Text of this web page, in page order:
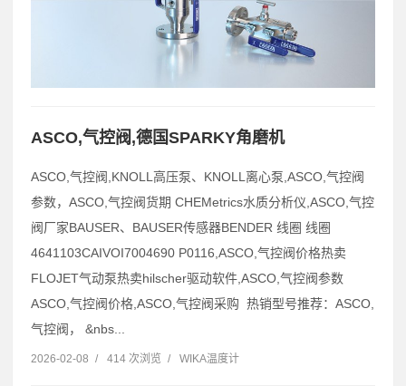
ASCO,气控阀,德国SPARKY角磨机
ASCO,气控阀,KNOLL高压泵、KNOLL离心泵,ASCO,气控阀
参数，ASCO,气控阀货期 CHEMetrics水质分析仪,ASCO,气控
阀厂家BAUSER、BAUSER传感器BENDER 线圈 线圈
4641103CAIVOI7004690 P0116,ASCO,气控阀价格热卖
FLOJET气动泵热卖hilscher驱动软件,ASCO,气控阀参数
ASCO,气控阀价格,ASCO,气控阀采购 热销型号推荐：ASCO,
气控阀， &nbs...
2026-02-08 / 414 次浏览 / WIKA温度计